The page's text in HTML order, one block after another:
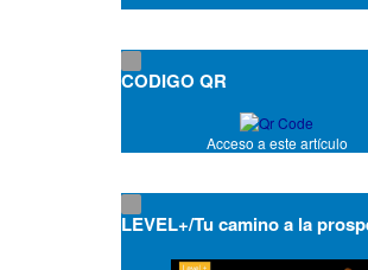
CODIGO QR
Acceso a este artículo
LEVEL+/Tu camino a la